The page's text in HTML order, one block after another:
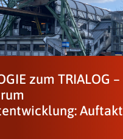
zum TRIALOG –
Auftakt